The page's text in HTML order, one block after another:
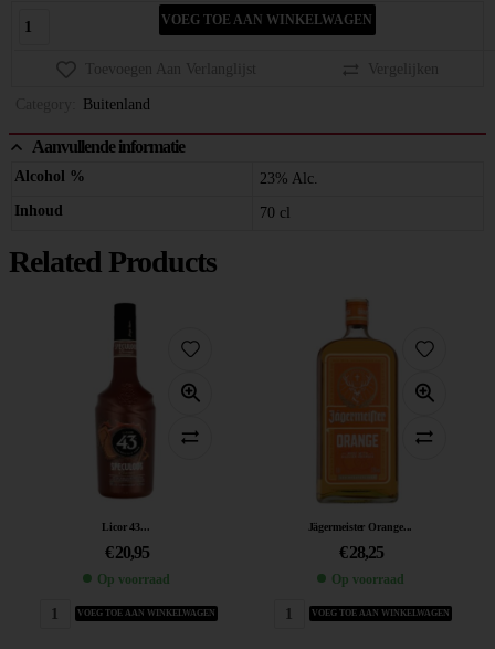
VOEG TOE AAN WINKELWAGEN
Toevoegen Aan Verlanglijst Vergelijken
Buitenland
Aanvullende informatie
Alcohol %
23% Alc.
Inhoud
70 cl
Related Products
Licor 43...
€20,95
Op voorraad
VOEG TOE AAN WINKELWAGEN
Jägermeister Orange...
€28,25
Op voorraad
VOEG TOE AAN WINKELWAGEN